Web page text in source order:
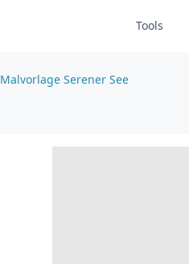
Tools
Malvorlage Serener See